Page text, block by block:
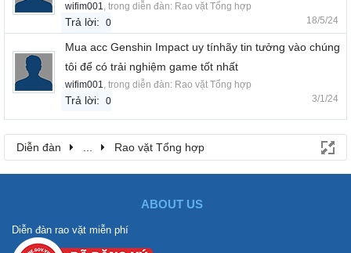
wifim001, trong diễn đàn: Rao vặt Tổng hợp
Trả lời: 0 18/5/24
Mua acc Genshin Impact uy tínhãy tin tưởng vào chúng
tôi để có trải nghiệm game tốt nhất
wifim001, trong diễn đàn: Rao vặt Tổng hợp
Trả lời: 0 3/1/24
Diễn đàn ... Rao vặt Tổng hợp
ABOUT US
Diễn đàn rao vặt miễn phí